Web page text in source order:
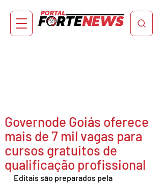
Governode Goiás oferece
mais de 7 mil vagas para
cursos gratuitos de
qualificação profissional
Editais são preparados pela